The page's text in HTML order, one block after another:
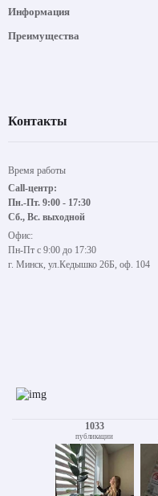
Информация
Преимущества
Контакты
Время работы
Call-центр:
Пн.-Пт. 9:00 - 17:30
Сб., Вс. выходной
Офис:
Пн-Пт с 9:00 до 17:30
г. Минск, ул.Кедышко 26Б, оф. 104
1033
публикации